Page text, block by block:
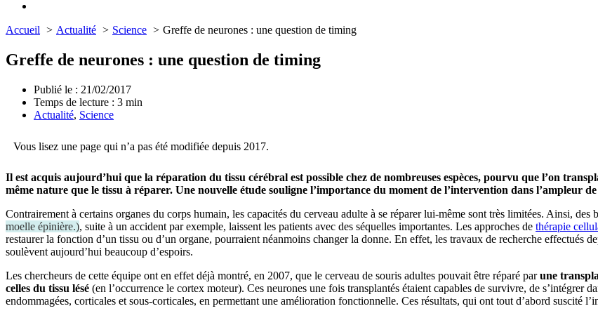
Accueil Actualité Science Greffe de neurones : une question de timing
Greffe de neurones : une question de timing
Publié le : 21/02/2017
Temps de lecture : 3 min
Actualité, Science
Vous lisez une page qui n’a pas été modifiée depuis 2017.
Il est acquis aujourd’hui que la réparation du tissu cérébral est possible chez de nombreuses espèces, pourvu que l’on
même nature que le tissu à réparer. Une nouvelle étude souligne l’importance du moment de l’intervention dans l’ampleur
Contrairement à certains organes du corps humain, les capacités du cerveau adulte à se réparer lui-même sont très limitées. Ainsi, des
moelle épinière.), suite à un accident par exemple, laissent les patients avec des séquelles importantes. Les approches de thérapie
restaurer la fonction d’un tissu ou d’un organe, pourraient néanmoins changer la donne. En effet, les travaux de recherche effectués
soulèvent aujourd’hui beaucoup d’espoirs.
Les chercheurs de cette équipe ont en effet déjà montré, en 2007, que le cerveau de souris adultes pouvait être réparé parune
celles du tissu lésé (en l’occurrence le cortex moteur). Ces neurones une fois transplantés étaient capables de survivre, de s’intégrer
endommagées, corticales et sous-corticales, en permettant une amélioration fonctionnelle. Ces résultats, qui ont tout d’abord suscité